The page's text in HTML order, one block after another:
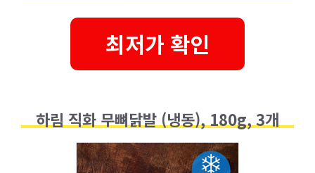
최저가 확인
하림 직화 무뼈닭발 (냉동), 180g, 3개